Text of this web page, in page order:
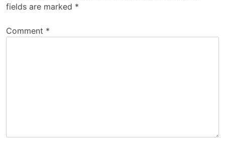
fields are marked *
Comment *